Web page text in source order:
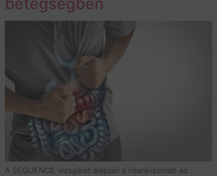
betegségben
A SEQUENCE vizsgálat alapján a risankizumab az